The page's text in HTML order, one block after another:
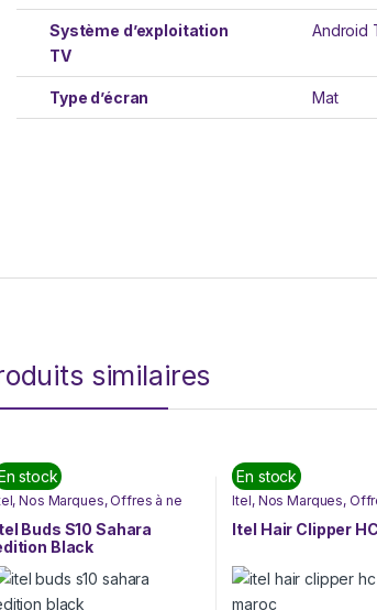
Système d’exploitation
TV
Android
Type d’écran Mat
similaires
stock
,Nos Marques, Offres à ne
Buds S10 Sahara
Black
En stock
Itel, Nos Marques,
Itel Hair Clipper